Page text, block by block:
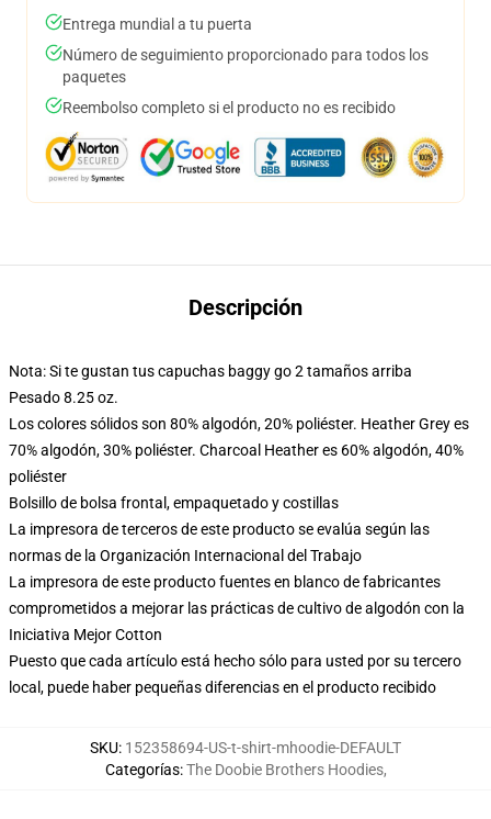
Entrega mundial a tu puerta
Número de seguimiento proporcionado para todos los
paquetes
Reembolso completo si el producto no es recibido
Descripción
Nota: Si te gustan tus capuchas baggy go 2 tamaños arriba
Pesado 8.25 oz.
Los colores sólidos son 80% algodón, 20% poliéster. Heather Grey es
70% algodón, 30% poliéster. Charcoal Heather es 60% algodón, 40%
poliéster
Bolsillo de bolsa frontal, empaquetado y costillas
La impresora de terceros de este producto se evalúa según las
normas de la Organización Internacional del Trabajo
La impresora de este producto fuentes en blanco de fabricantes
comprometidos a mejorar las prácticas de cultivo de algodón con la
Iniciativa Mejor Cotton
Puesto que cada artículo está hecho sólo para usted por su tercero
local, puede haber pequeñas diferencias en el producto recibido
SKU: 152358694-US-t-shirt-mhoodie-DEFAULT
Categorías:The Doobie Brothers Hoodies,